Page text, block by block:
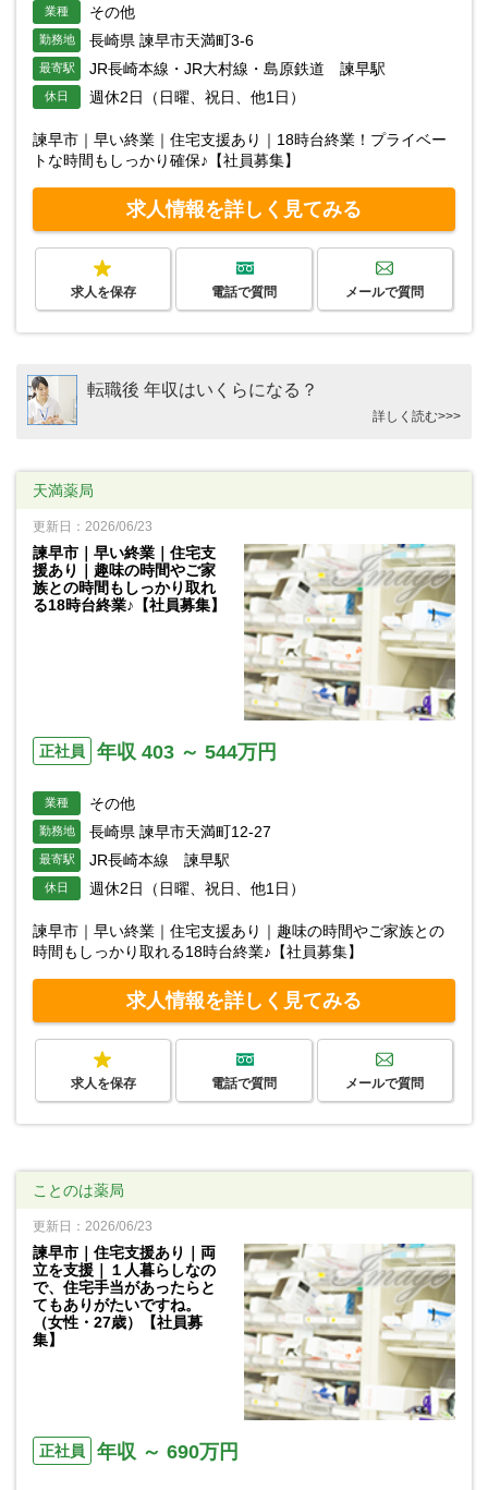
業種 その他
勤務地 長崎県 諫早市天満町3-6
最寄駅 JR長崎本線・JR大村線・島原鉄道 諫早駅
休日 週休2日（日曜、祝日、他1日）
諫早市｜早い終業｜住宅支援あり｜18時台終業！プライベー
トな時間もしっかり確保♪【社員募集】
求人情報を詳しく見てみる
求人を保存 電話で質問 メールで質問
転職後 年収はいくらになる？
詳しく読む>>>
天満薬局
更新日：2026/06/23
諫早市｜早い終業｜住宅支
援あり｜趣味の時間やご家
族との時間もしっかり取れ
る18時台終業♪【社員募集】
正社員 年収 403 ～ 544万円
業種 その他
勤務地 長崎県 諫早市天満町12-27
最寄駅 JR長崎本線 諫早駅
休日 週休2日（日曜、祝日、他1日）
諫早市｜早い終業｜住宅支援あり｜趣味の時間やご家族との
時間もしっかり取れる18時台終業♪【社員募集】
求人情報を詳しく見てみる
求人を保存 電話で質問 メールで質問
ことのは薬局
更新日：2026/06/23
諫早市｜住宅支援あり｜両
立を支援｜１人暮らしなの
で、住宅手当があったらと
てもありがたいですね。
（女性・27歳）【社員募
集】
正社員 年収 ～ 690万円